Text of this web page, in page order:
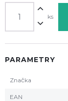
ks
PARAMETRY
Značka
EAN